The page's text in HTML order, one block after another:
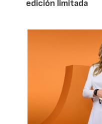
edición limitada